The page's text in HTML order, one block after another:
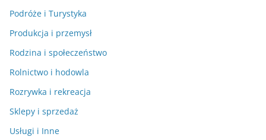
Podróże i Turystyka
Produkcja i przemysł
Rodzina i społeczeństwo
Rolnictwo i hodowla
Rozrywka i rekreacja
Sklepy i sprzedaż
Usługi i Inne